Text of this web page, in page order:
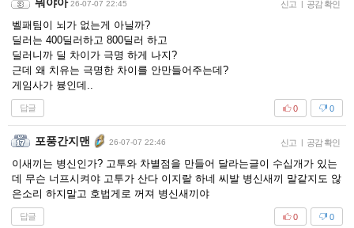
26-07-07 22:45 신고 | 공감 확인
벨패팀이 뇌가 없는게 아닐까?
딜러는 400딜러하고 800딜러 하고
딜러니까 딜 차이가 극명 하게 나지?
근데 왜 치유는 극명한 차이를 안만들어주는데?
게임사가 븅인데..
답글 0
0
포풍간지맨 26-07-07 22:46 신고 | 공감 확인
이새끼는 병신인가? 고투와 차별점을 만들어 달라는글이 수십개가 있는
데 무슨 너프시켜야 고투가 산다 이지랄 하네 씨발 병신새끼 말같지도 않
은소리 하지말고 호법게로 꺼져 병신새끼야
답글 0
0